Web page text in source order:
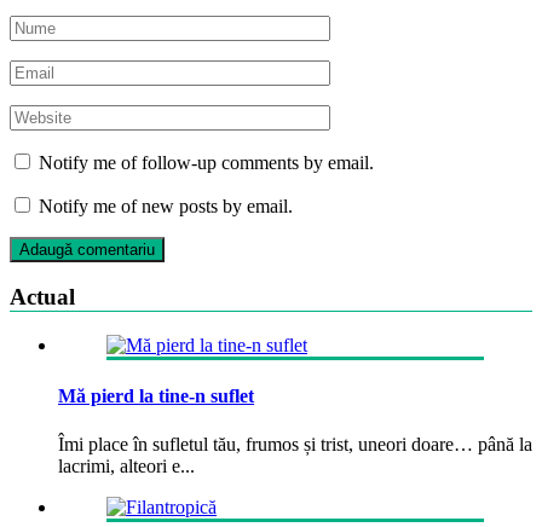
Notify me of follow-up comments by email.
Notify me of new posts by email.
Actual
Mă pierd la tine-n suflet
Îmi place în sufletul tău, frumos și trist, uneori doare… până la
lacrimi, alteori e...